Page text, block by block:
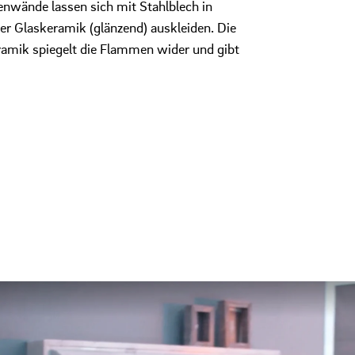
lassen sich mit Stahlblech in
Glaskeramik (glänzend) auskleiden. Die
spiegelt die Flammen wider und gibt